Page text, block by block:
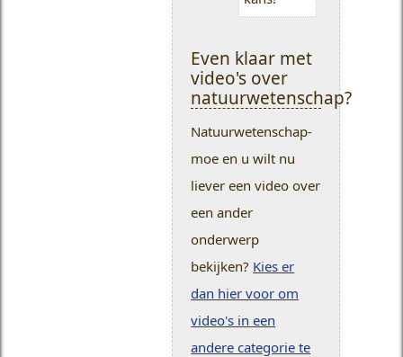
Even klaar met
video's over
natuurwetenschap?
Natuurwetenschap-
moe en u wilt nu
liever een video over
een ander
onderwerp
bekijken? Kies er
dan hier voor om
video's in een
andere categorie te